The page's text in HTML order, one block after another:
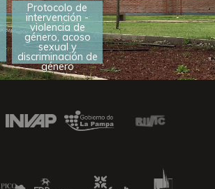
Protocolo de
intervención -
violencia de
género, acoso
sexual y
discriminación de
género